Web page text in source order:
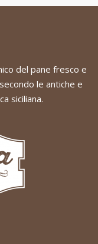
del pane fresco e
le antiche e
siciliana.